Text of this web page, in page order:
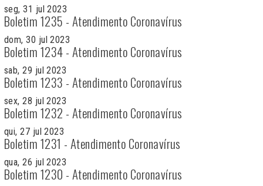
seg, 31 jul 2023
Boletim 1235 - Atendimento Coronavírus
dom, 30 jul 2023
Boletim 1234 - Atendimento Coronavírus
sab, 29 jul 2023
Boletim 1233 - Atendimento Coronavírus
sex, 28 jul 2023
Boletim 1232 - Atendimento Coronavírus
qui, 27 jul 2023
Boletim 1231 - Atendimento Coronavírus
qua, 26 jul 2023
Boletim 1230 - Atendimento Coronavírus